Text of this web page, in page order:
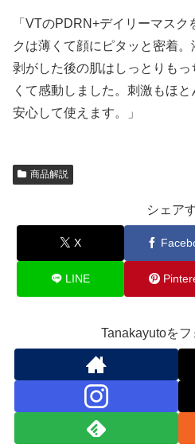
「VTのPDRN+デイリーマス
クは薄くて顔にピタッと密着。
剥がした後の肌はしっとりも
くて感動しました。刺激もほ
安心して使えます。」
商品解説
シェア
X
LINE
Tanakayutoをフ